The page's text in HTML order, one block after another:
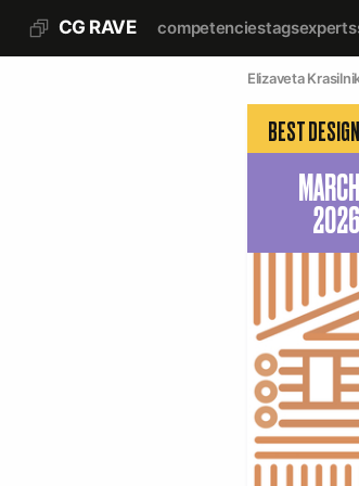
CG RAVE competenciestagsexperts
Elizaveta
BEST DESIGN
MARCH
2026